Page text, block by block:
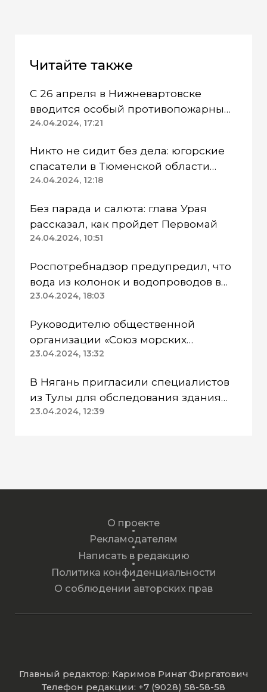
Читайте также
С 26 апреля в Нижневартовске
вводится особый противопожарный
режим
24.04.2024, 17:21
Никто не сидит без дела: югорские
спасатели в Тюменской области
работают в две смены
24.04.2024, 12:18
Без парада и салюта: глава Урая
рассказал, как пройдет Первомай
24.04.2024, 10:51
Роспотребнадзор предупредил, что
вода из колонок и водопроводов в
Казанском районе непригодна для
23.04.2024, 18:03
Руководителю общественной
организации «Союз морских
пехотинцев» Югры вынесли
23.04.2024, 13:32
В Нягань пригласили специалистов
из Тулы для обследования здания
ДК «Геолог»
23.04.2024, 12:39
О проекте
Рекламодателям
Написать в редакцию
Политика конфиденциальности
О соблюдении авторских прав
Главный редактор: Каримов Ринат Фиргатович
Телефон редакции: +7 (9028) 58-58-58